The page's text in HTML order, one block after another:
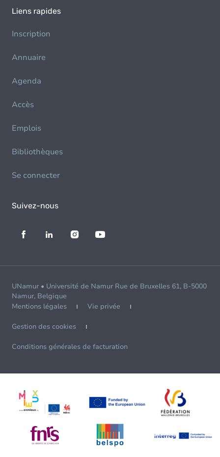
Liens rapides
Inscription
Annuaire
Agenda
Accès
Emplois
Bibliothèques
Se connecter
Suivez-nous
UNamur • Université de Namur Rue de Bruxelles 61, B-5000
Namur, Belgique
Mentions légales
Vie privée
Gestion des cookies
Conditions générales de facturation